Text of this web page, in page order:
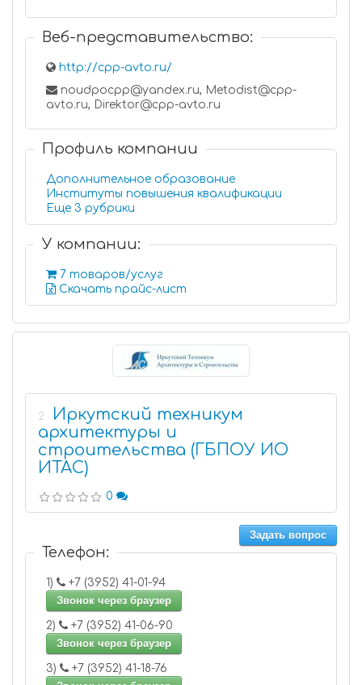
Веб-представительство:
http://cpp-avto.ru/
noudpocpp@yandex.ru, Metodist@cpp-
avto.ru, Direktor@cpp-avto.ru
Профиль компании
Дополнительное образование
Институты повышения квалификации
Еще 3 рубрики
У компании:
7 товаров/услуг
Скачать прайс-лист
2
Иркутский техникум
архитектуры и
строительства (ГБПОУ ИО
ИТАС)
0
Задать вопрос
Телефон:
1)
+7 (3952) 41-01-94
Звонок через браузер
2)
+7 (3952) 41-06-90
Звонок через браузер
3)
+7 (3952) 41-18-76